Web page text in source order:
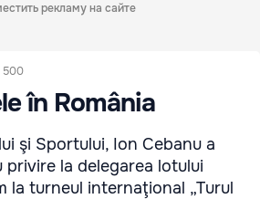
рекламу на сайте
500
în România
şi Sportului, Ion Cebanu a
la delegarea lotului
la turneul internaţional „Turul